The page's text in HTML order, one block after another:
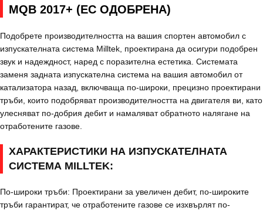
MQB 2017+ (EC ОДОБРЕНА)
Подобрете производителността на вашия спортен автомобил с
изпускателната система Milltek, проектирана да осигури подобрен
звук и надеждност, наред с поразителна естетика. Системата
заменя задната изпускателна система на вашия автомобил от
катализатора назад, включваща по-широки, прецизно проектирани
тръби, които подобряват производителността на двигателя ви, като
улесняват по-добрия дебит и намаляват обратното налягане на
отработените газове.
ХАРАКТЕРИСТИКИ НА ИЗПУСКАТЕЛНАТА
СИСТЕМА MILLTEK:
По-широки тръби: Проектирани за увеличен дебит, по-широките
тръби гарантират, че отработените газове се изхвърлят по-